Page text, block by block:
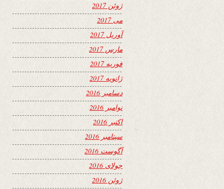
ژوئن 2017
می 2017
آوریل 2017
مارس 2017
فوریه 2017
ژانویه 2017
دسامبر 2016
نوامبر 2016
اکتبر 2016
سپتامبر 2016
آگوست 2016
جولای 2016
ژوئن 2016